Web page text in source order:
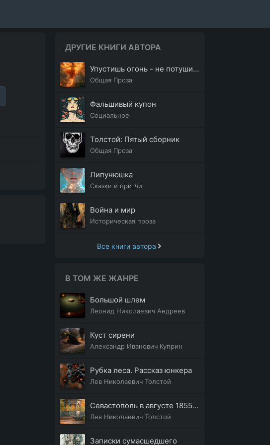
ДРУГИЕ КНИГИ АВТОРА
Упустишь огонь - не потушишь
Общая Проза
Фальшивый купон
Социальное
Толстой: Пятый сборник
Общая Проза
Липунюшка
Сказки и притчи
Война и мир
Историческая проза
Все книги автора
В ТОМ ЖЕ ЖАНРЕ
Большой шлем
Леонид Николаевич Андреев
Куст сирени
Александр Иванович Куприн
Рубка леса. Рассказ юнкера
Лев Николаевич Толстой
Севастополь в августе 1855 года
Лев Николаевич Толстой
Записки сумасшедшего